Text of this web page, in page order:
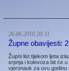
26.06.2010 20:11
Župne obavijesti:
Župni list tijekom ljeta
srpnja i kolovoza bit će
vjeronauk za ovu godinu